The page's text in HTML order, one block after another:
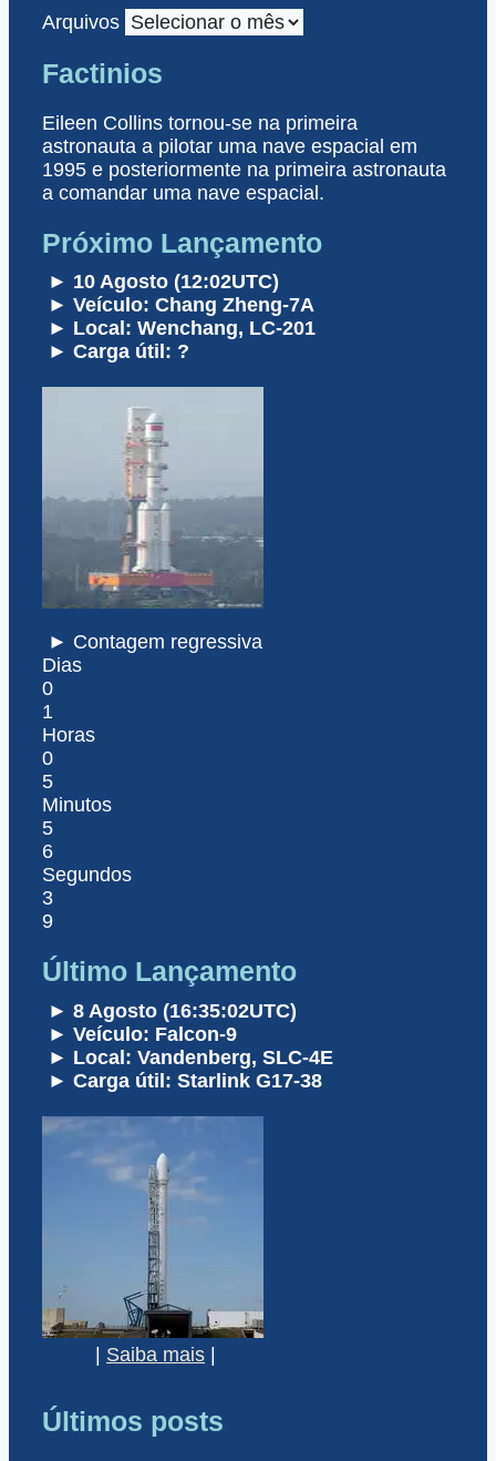
Arquivos
Factinios
Eileen Collins tornou-se na primeira
astronauta a pilotar uma nave espacial em
1995 e posteriormente na primeira astronauta
a comandar uma nave espacial.
Próximo Lançamento
► 10 Agosto (12:02UTC)
► Veículo: Chang Zheng-7A
► Local: Wenchang, LC-201
► Carga útil: ?
► Contagem regressiva
Dias
0
1
Horas
0
5
Minutos
5
6
Segundos
3
9
Último Lançamento
► 8 Agosto (16:35:02UTC)
► Veículo: Falcon-9
► Local: Vandenberg, SLC-4E
► Carga útil: Starlink G17-38
| Saiba mais |
Últimos posts